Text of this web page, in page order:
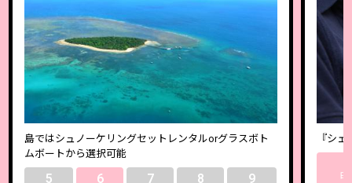
島ではシュノーケリングセットレンタルorグラスボト
ムボートから選択可能
5 6 7 8 9
『シ
日